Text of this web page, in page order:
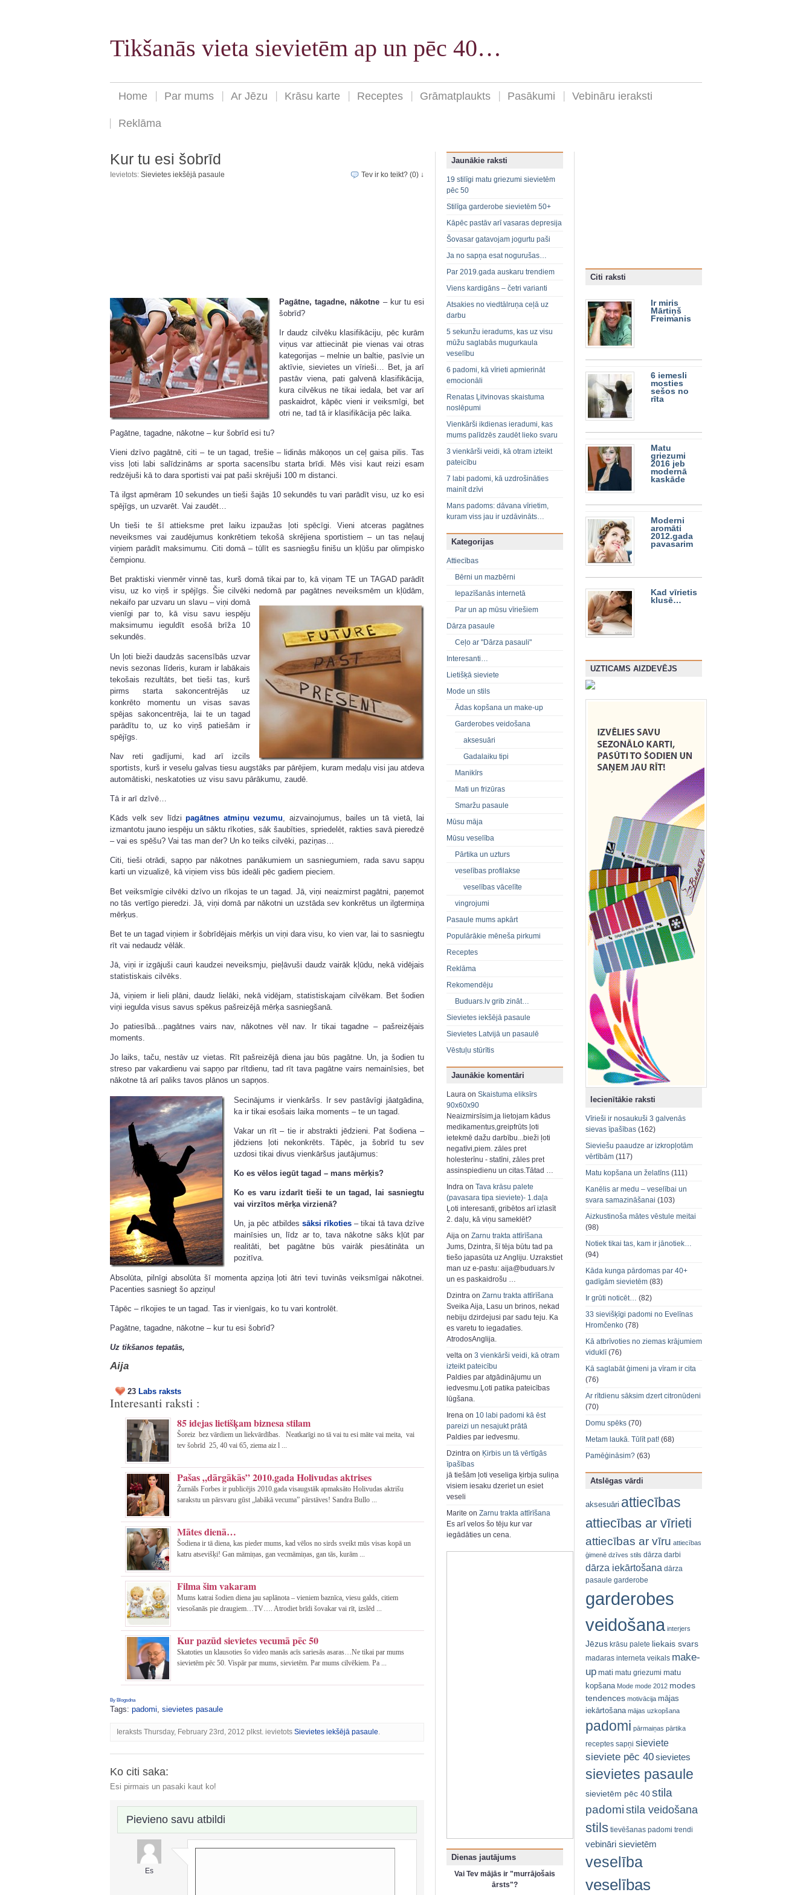
Tikšanās vieta sievietēm ap un pēc 40…
Home Par mums Ar Jēzu Krāsu karte Receptes Grāmatplaukts Pasākumi Vebināru ieraksti
Reklāma
Kur tu esi šobrīd
Ievietots: Sievietes iekšējā pasaule Tev ir ko teikt? (0) ↓
Pagātne, tagadne, nākotne – kur tu esi
šobrīd?
Ir daudz cilvēku klasifikāciju, pēc kurām
viņus var attiecināt pie vienas vai otras
kategorijas – melnie un baltie, pasīvie un
aktīvie, sievietes un vīrieši… Bet, ja arī
pastāv viena, pati galvenā klasifikācija,
kura cilvēkus ne tikai iedala, bet var arī
paskaidrot, kāpēc vieni ir veiksmīgi, bet
otri ne, tad tā ir klasifikācija pēc laika.
Pagātne, tagadne, nākotne – kur šobrīd esi tu?
Vieni dzīvo pagātnē, citi – te un tagad, trešie – lidinās mākoņos un ceļ gaisa pilis. Tas
viss ļoti labi salīdzināms ar sporta sacensību starta brīdi. Mēs visi kaut reizi esam
redzējuši kā to dara sportisti vai pat paši skrējuši 100 m distanci.
Tā ilgst apmēram 10 sekundes un tieši šajās 10 sekundēs tu vari parādīt visu, uz ko esi
spējīgs, un uzvarēt. Vai zaudēt…
Un tieši te šī attieksme pret laiku izpaužas ļoti spēcīgi. Vieni atceras pagātnes
neveiksmes vai zaudējumus konkrētiem tekošā skrējiena sportistiem – un tas neļauj
viņiem parādīt maksimumu. Citi domā – tūlīt es sasniegšu finišu un kļūšu par olimpisko
čempionu.
Bet praktiski vienmēr vinnē tas, kurš domā tikai par to, kā viņam TE un TAGAD parādīt
visu, uz ko viņš ir spējīgs. Šie cilvēki nedomā par pagātnes neveiksmēm un kļūdām,
nekaifo par uzvaru un slavu – viņi domā
vienīgi par to, kā visu savu iespēju
maksimumu ieguldīt esošā brīža 10
sekundēs.
Un ļoti bieži daudzās sacensībās uzvar
nevis sezonas līderis, kuram ir labākais
tekošais rezultāts, bet tieši tas, kurš
pirms starta sakoncentrējās uz
konkrēto momentu un visas savas
spējas sakoncentrēja, lai te un tagad
parādītu to, uz ko viņš patiešām ir
spējīgs.
Nav reti gadījumi, kad arī izcils
sportists, kurš ir veselu galvas tiesu augstāks par pārējiem, kuram medaļu visi jau atdeva
automātiski, neskatoties uz visu savu pārākumu, zaudē.
Tā ir arī dzīvē…
Kāds velk sev līdzi pagātnes atmiņu vezumu, aizvainojumus, bailes un tā vietā, lai
izmantotu jauno iespēju un sāktu rīkoties, sāk šaubīties, spriedelēt, rakties savā pieredzē
– vai es spēšu? Vai tas man der? Un ko teiks cilvēki, paziņas…
Citi, tieši otrādi, sapņo par nākotnes panākumiem un sasniegumiem, rada savu sapņu
karti un vizualizē, kā viņiem viss būs ideāli pēc gadiem pieciem.
Bet veiksmīgie cilvēki dzīvo un rīkojas te un tagad. Jā, viņi neaizmirst pagātni, paņemot
no tās vertīgo pieredzi. Jā, viņi domā par nākotni un uzstāda sev konkrētus un ilgtermiņa
mērķus.
Bet te un tagad viņiem ir šobrīdējais mērķis un viņi dara visu, ko vien var, lai to sasniegtu
rīt vai nedaudz vēlāk.
Jā, viņi ir izgājuši cauri kaudzei neveiksmju, pieļāvuši daudz vairāk kļūdu, nekā vidējais
statistiskais cilvēks.
Jā, viņiem ir lieli plāni, daudz lielāki, nekā vidējam, statistiskajam cilvēkam. Bet šodien
viņi iegulda visus savus spēkus pašreizējā mērķa sasniegšanā.
Jo patiesībā…pagātnes vairs nav, nākotnes vēl nav. Ir tikai tagadne – pašreizējais
moments.
Jo laiks, taču, nestāv uz vietas. Rīt pašreizējā diena jau būs pagātne. Un, ja šodien tu
streso par vakardienu vai sapņo par rītdienu, tad rīt tava pagātne vairs nemainīsies, bet
nākotne tā arī paliks tavos plānos un sapņos.
Secinājums ir vienkāršs. Ir sev pastāvīgi jāatgādina,
ka ir tikai esošais laika moments – te un tagad.
Vakar un rīt – tie ir abstrakti jēdzieni. Pat šodiena –
jēdziens ļoti nekonkrēts. Tāpēc, ja šobrīd tu sev
uzdosi tikai divus vienkāršus jautājumus:
Ko es vēlos iegūt tagad – mans mērķis?
Ko es varu izdarīt tieši te un tagad, lai sasniegtu
vai virzītos mērķa virzienā?
Un, ja pēc atbildes sāksi rīkoties – tikai tā tava dzīve
mainīsies un, līdz ar to, tava nākotne sāks kļūt par
realitāti, bet pagātne būs vairāk piesātināta un
pozitīva.
Absolūta, pilnīgi absolūta šī momenta apziņa ļoti ātri tevi tuvinās veiksmīgai nākotnei.
Pacenties sasniegt šo apziņu!
Tāpēc – rīkojies te un tagad. Tas ir vienīgais, ko tu vari kontrolēt.
Pagātne, tagadne, nākotne – kur tu esi šobrīd?
Uz tikšanos tepatās,
Aija
23 Labs raksts
Interesanti raksti :
85 idejas lietišķam biznesa stilam
Šoreiz bez vārdiem un liekvārdības. Neatkarīgi no tā vai tu esi māte vai meita, vai
tev šobrīd 25, 40 vai 65, ziema aiz l ...
Pašas „dārgākās” 2010.gada Holivudas aktrises
Žurnāls Forbes ir publicējis 2010.gada visaugstāk apmaksāto Holivudas aktrišu
sarakstu un pārsvaru gūst „labākā vecuma” pārstāves! Sandra Bullo ...
Mātes dienā…
Šodiena ir tā diena, kas pieder mums, kad vēlos no sirds sveikt mūs visas kopā un
katru atsevišķi! Gan māmiņas, gan vecmāmiņas, gan tās, kurām ...
Filma šim vakaram
Mums katrai šodien diena jau saplānota – vieniem baznīca, viesu galds, citiem
viesošanās pie draugiem…TV…. Atrodiet brīdi šovakar vai rīt, izslēd ...
Kur pazūd sievietes vecumā pēc 50
Skatoties un klausoties šo video manās acīs sariesās asaras…Ne tikai par mums
sievietēm pēc 50. Vispār par mums, sievietēm. Par mums cilvēkiem. Pa ...
By Blogsdna
Tags: padomi, sievietes pasaule
Ieraksts Thursday, February 23rd, 2012 plkst. ievietots Sievietes iekšējā pasaule.
Ko citi saka:
Esi pirmais un pasaki kaut ko!
Pievieno savu atbildi
Es
Jaunākie raksti
19 stilīgi matu griezumi sievietēm
pēc 50
Stilīga garderobe sievietēm 50+
Kāpēc pastāv arī vasaras depresija
Šovasar gatavojam jogurtu paši
Ja no sapņa esat nogurušas…
Par 2019.gada auskaru trendiem
Viens kardigāns – četri varianti
Atsakies no viedtālruņa ceļā uz
darbu
5 sekunžu ieradums, kas uz visu
mūžu saglabās mugurkaula
veselību
6 padomi, kā vīrieti apmierināt
emocionāli
Renatas Ļitvinovas skaistuma
noslēpumi
Vienkārši ikdienas ieradumi, kas
mums palīdzēs zaudēt lieko svaru
3 vienkārši veidi, kā otram izteikt
pateicību
7 labi padomi, kā uzdrošināties
mainīt dzīvi
Mans padoms: dāvana vīrietim,
kuram viss jau ir uzdāvināts…
Kategorijas
Attiecības
Bērni un mazbērni
Iepazīšanās internetā
Par un ap mūsu vīriešiem
Dārza pasaule
Ceļo ar "Dārza pasauli"
Interesanti…
Lietišķā sieviete
Mode un stils
Ādas kopšana un make-up
Garderobes veidošana
aksesuāri
Gadalaiku tipi
Manikīrs
Mati un frizūras
Smaržu pasaule
Mūsu māja
Mūsu veselība
Pārtika un uzturs
veselības profilakse
veselības vācelīte
vingrojumi
Pasaule mums apkārt
Populārākie mēneša pirkumi
Receptes
Reklāma
Rekomendēju
Buduars.lv grib zināt…
Sievietes iekšējā pasaule
Sievietes Latvijā un pasaulē
Vēstuļu stūrītis
Jaunākie komentāri
Laura on Skaistuma eliksīrs
90x60x90
Neaizmirsīsim,ja lietojam kādus
medikamentus,greipfrūts ļoti
ietekmē dažu darbību...bieži ļoti
negatīvi,piem. zāles pret
holesterīnu - statīni, zāles pret
assinspiedienu un citas.Tātad …
Indra on Tava krāsu palete
(pavasara tipa sieviete)- 1.daļa
Ļoti interesanti, gribētos arī izlasīt
2. daļu, kā viņu sameklēt?
Aija on Zarnu trakta attīrīšana
Jums, Dzintra, šī tēja būtu tad pa
tiešo japasūta uz Angliju. Uzrakstiet
man uz e-pastu: aija@buduars.lv
un es paskaidrošu …
Dzintra on Zarnu trakta attīrīšana
Sveika Aija, Lasu un brinos, nekad
nebiju dzirdejusi par sadu teju. Ka
es varetu to iegadaties.
AtrodosAnglija.
velta on 3 vienkārši veidi, kā otram
izteikt pateicību
Paldies par atgādinājumu un
iedvesmu.Ļoti patika pateicības
lūgšana.
Irena on 10 labi padomi kā ēst
pareizi un nesajukt prātā
Paldies par iedvesmu.
Dzintra on Ķirbis un tā vērtīgās
īpašības
jā tiešām ļoti veseliga ķirbja suliņa
visiem iesaku dzeriet un esiet
veseli
Marite on Zarnu trakta attīrīšana
Es arī velos šo tēju kur var
iegādāties un cena.
Dienas jautājums
Vai Tev mājās ir "murrājošais
ārsts"?
Citi raksti
Ir miris
Mārtiņš
Freimanis
6 iemesli
mosties
sešos no
rīta
Matu
griezumi
2016 jeb
modernā
kaskāde
Moderni
aromāti
2012.gada
pavasarim
Kad vīrietis
klusē…
UZTICAMS AIZDEVĒJS
Iecienītākie raksti
Vīrieši ir nosaukuši 3 galvenās
sievas īpašības (162)
Sieviešu paaudze ar izkropļotām
vērtībām (117)
Matu kopšana un želatīns (111)
Kanēlis ar medu – veselībai un
svara samazināšanai (103)
Aizkustinoša mātes vēstule meitai
(98)
Notiek tikai tas, kam ir jānotiek…
(94)
Kāda kunga pārdomas par 40+
gadīgām sievietēm (83)
Ir grūti noticēt… (82)
33 sievišķīgi padomi no Evelīnas
Hromčenko (78)
Kā atbrīvoties no ziemas krājumiem
viduklī(76)
Kā saglabāt ģimeni ja vīram ir cita
(76)
Ar rītdienu sāksim dzert citronūdeni
(70)
Domu spēks (70)
Metam laukā. Tūlīt pat! (68)
Pamēģināsim? (63)
Atslēgas vārdi
aksesuāri attiecības
attiecības ar vīrieti
attiecības ar vīru attiecības
ģimenē dzīves stils dārza darbi
dārza iekārtošana dārza
pasaule garderobe
garderobes
veidošana interjers
Jēzus krāsu palete liekais svars
madaras interneta veikals make-
up mati matu griezumi matu
kopšana Mode mode 2012 modes
tendences motivācija mājas
iekārtošana mājas uzkopšana
padomi pārmaiņas pārtika
receptes sapņi sieviete
sieviete pēc 40sievietes
sievietes pasaule
sievietēm pēc 40stila
padomistila veidošana
stils tievēšanas padomi trendi
vebināri sievietēm
veselība
veselības